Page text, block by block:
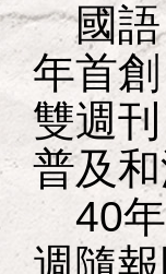
國語
年首
雙週
普及
40年